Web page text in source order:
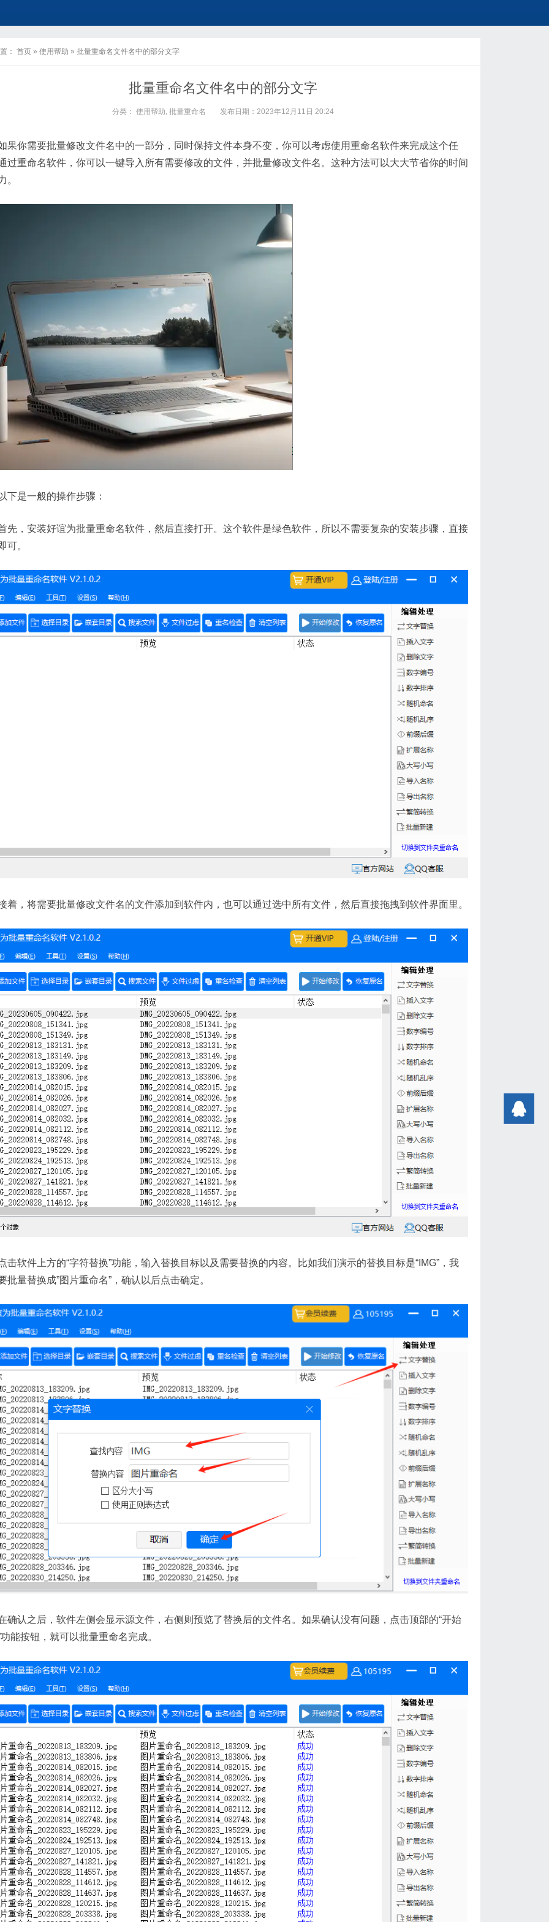
： 首页 » 使用帮助 » 批量重命名文件名中的部分文字
批量重命名文件名中的部分文字
分类： 使用帮助, 批量重命名 发布日期：2023年12月11日 20:24
果你需要批量修改文件名中的一部分，同时保持文件本身不变，你可以考虑使用重命名软件来完成这个任
过重命名软件，你可以一键导入所有需要修改的文件，并批量修改文件名。这种方法可以大大节省你的时间
。
下是一般的操作步骤：
先，安装好谊为批量重命名软件，然后直接打开。这个软件是绿色软件，所以不需要复杂的安装步骤，直接
可。
着，将需要批量修改文件名的文件添加到软件内，也可以通过选中所有文件，然后直接拖拽到软件界面里。
击软件上方的“字符替换”功能，输入替换目标以及需要替换的内容。比如我们演示的替换目标是“IMG”，我
批量替换成”图片重命名”，确认以后点击确定。
确认之后，软件左侧会显示源文件，右侧则预览了替换后的文件名。如果确认没有问题，点击顶部的“开始
能按钮，就可以批量重命名完成。